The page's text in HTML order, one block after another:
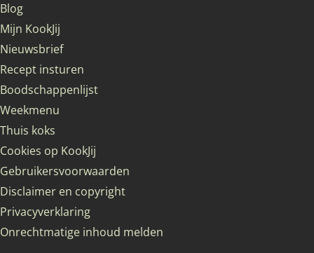
Blog
Mijn KookJij
Nieuwsbrief
Recept insturen
Boodschappenlijst
Weekmenu
Thuis koks
Cookies op KookJij
Gebruikersvoorwaarden
Disclaimer en copyright
Privacyverklaring
Onrechtmatige inhoud melden